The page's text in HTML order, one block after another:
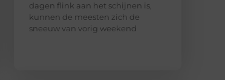
dagen flink aan het schijnen is,
kunnen de meesten zich de
sneeuw van vorig weekend